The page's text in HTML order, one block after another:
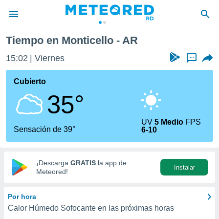
de
ha sido
que se
calidad.
a este
las
y
digital
basada
Tiempo en Monticello - AR
15:02 Viernes ...
Cubierto
35°
Sensación de 39°
UV5 Medio FPS
6-10
¡Descarga GRATIS la app de
Meteored!
Instalar
Por hora
Calor Húmedo Sofocante en las próximas horas